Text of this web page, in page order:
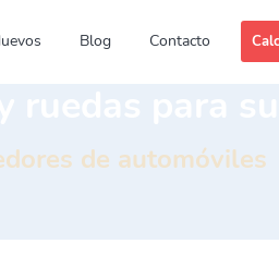
Blog Contacto
de automóviles